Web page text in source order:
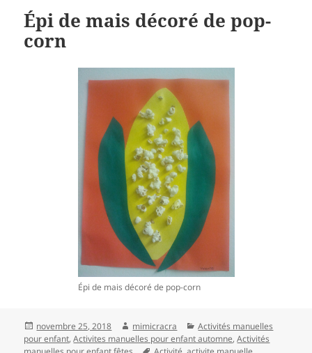
Épi de mais décoré de pop-
corn
Épi de mais décoré de pop-corn
Publié
le
novembre 25, 2018 Auteur
mimicracra Catégories
Activités manuelles
pour enfant,Activites manuelles pour enfant automne,Activités